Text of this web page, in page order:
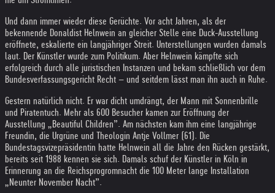
Und dann immer wieder diese Gerüchte. Vor acht Jahren, als der
bekennende Donaldist Helnwein an gleicher Stelle eine Duck-Ausstellung
eröffnete, eskalierte ein langjähriger Streit. Unterstellungen wurden damals
laut. Der Künstler wurde zum Politikum. Aber Helnwein kämpfte sich
erfolgreich durch alle juristischen Instanzen und bekam schließlich vor dem
Bundesverfassungsgericht Recht – und seitdem lässt man ihn auch in Ruhe.
Gestern natürlich nicht. Er war dicht umdrängt, der Mann mit Sonnenbrille
und Piratentuch. Mehr als 600 Besucher kamen zur Eröffnung der
Ausstellung „Beautiful Children”. Am nächsten kam ihm eine langjährige
Freundin, die Urgrüne und Theologin Antje Vollmer (61). Die
Bundestagsvizepräsidentin hatte Helnwein all die Jahre den Rücken gestärkt,
bereits seit 1988 kennen sie sich. Damals schuf der Künstler in Köln in
Erinnerung an die Reichsprogromnacht die 100 Meter lange Installation
„Neunter November Nacht”.